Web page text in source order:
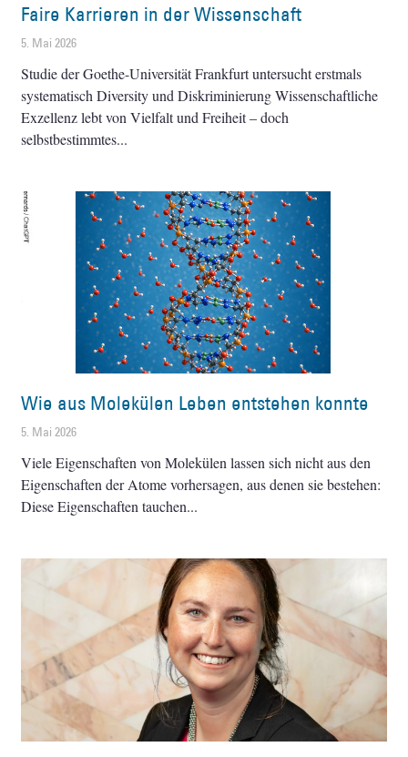
Faire Karrieren in der Wissenschaft
5. Mai 2026
Studie der Goethe-Universität Frankfurt untersucht erstmals
systematisch Diversity und Diskriminierung Wissenschaftliche
Exzellenz lebt von Vielfalt und Freiheit – doch
selbstbestimmtes
Wie aus Molekülen Leben entstehen konnte
5. Mai 2026
Viele Eigenschaften von Molekülen lassen sich nicht aus den
Eigenschaften der Atome vorhersagen, aus denen sie bestehen:
Diese Eigenschaften tauchen